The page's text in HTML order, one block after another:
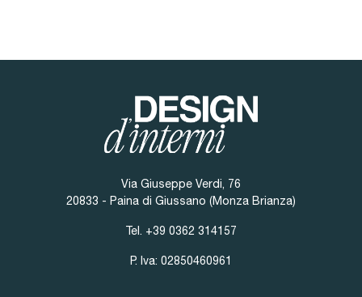
Via Giuseppe Verdi, 76
20833 - Paina di Giussano (Monza Brianza)
Tel. +39 0362 314157
P. Iva: 02850460961